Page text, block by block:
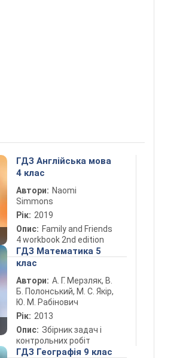
ГДЗ Англійська мова
4 клас
Автори: Naomi
Simmons
Рік: 2019
Опис: Family and Friends
4 workbook 2nd edition
ГДЗ Математика 5
клас
Автори: А. Г. Мерзляк, В.
Б. Полонський, М. С. Якір,
Ю. М. Рабінович
Рік: 2013
Опис: Збірник задач і
контрольних робіт
ГДЗ Географія 9 клас